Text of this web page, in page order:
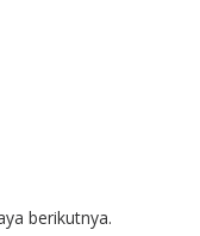
berikutnya.